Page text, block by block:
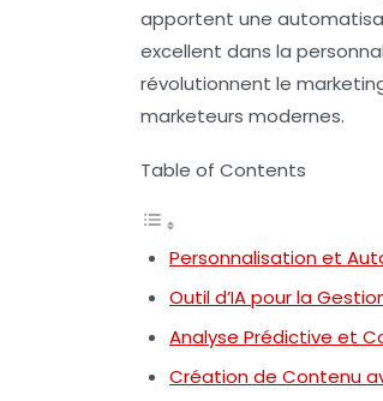
apportent une
excellent dans la
révolutionnent le
marketeurs modernes.
Table of Contents
Personnalisation et
Outil d’IA pour la
Analyse Prédictive et
Création de Contenu